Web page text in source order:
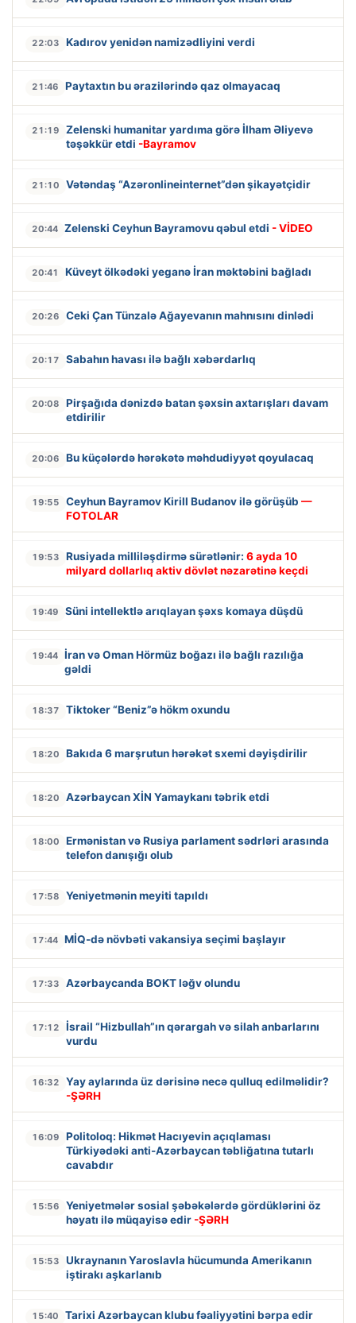
22:03 Kadırov yenidən namizədliyini verdi
21:46 Paytaxtın bu ərazilərində qaz olmayacaq
21:19
Zelenski humanitar yardıma görə İlham Əliyevə
təşəkkür etdi -Bayramov
21:10 Vətəndaş “Azəronlineinternet”dən şikayətçidir
20:44 Zelenski Ceyhun Bayramovu qəbul etdi - VİDEO
20:41 Küveyt ölkədəki yeganə İran məktəbini bağladı
20:26 Ceki Çan Tünzalə Ağayevanın mahnısını dinlədi
20:17 Sabahın havası ilə bağlı xəbərdarlıq
20:08
Pirşağıda dənizdə batan şəxsin axtarışları davam
etdirilir
20:06 Bu küçələrdə hərəkətə məhdudiyyət qoyulacaq
19:55 Ceyhun Bayramov Kirill Budanov ilə görüşüb —
FOTOLAR
19:53 Rusiyada milliləşdirmə sürətlənir: 6 ayda 10
milyard dollarlıq aktiv dövlət nəzarətinə keçdi
19:49 Süni intellektlə arıqlayan şəxs komaya düşdü
19:44 İran və Oman Hörmüz boğazı ilə bağlı razılığa
gəldi
18:37 Tiktoker “Beniz”ə hökm oxundu
18:20 Bakıda 6 marşrutun hərəkət sxemi dəyişdirilir
18:20 Azərbaycan XİN Yamaykanı təbrik etdi
18:00
Ermənistan və Rusiya parlament sədrləri arasında
telefon danışığı olub
17:58 Yeniyetmənin meyiti tapıldı
17:44 MİQ-də növbəti vakansiya seçimi başlayır
17:33 Azərbaycanda BOKT ləğv olundu
17:12
İsrail “Hizbullah”ın qərargah və silah anbarlarını
vurdu
16:32
Yay aylarında üz dərisinə necə qulluq edilməlidir?
-ŞƏRH
16:09
Politoloq: Hikmət Hacıyevin açıqlaması
Türkiyədəki anti-Azərbaycan təbliğatına tutarlı
cavabdır
15:56
Yeniyetmələr sosial şəbəkələrdə gördüklərini öz
həyatı ilə müqayisə edir -ŞƏRH
15:53
Ukraynanın Yaroslavla hücumunda Amerikanın
iştirakı aşkarlanıb
15:40 Tarixi Azərbaycan klubu fəaliyyətini bərpa edir